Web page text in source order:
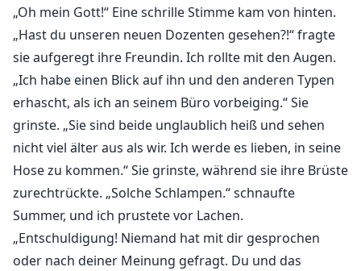
„Oh mein Gott!“ Eine schrille Stimme kam von hinten.
„Hast du unseren neuen Dozenten gesehen?!“ fragte
sie aufgeregt ihre Freundin. Ich rollte mit den Augen.
„Ich habe einen Blick auf ihn und den anderen Typen
erhascht, als ich an seinem Büro vorbeiging.“ Sie
grinste. „Sie sind beide unglaublich heiß und sehen
nicht viel älter aus als wir. Ich werde es lieben, in seine
Hose zu kommen.“ Sie grinste, während sie ihre Brüste
zurechtrückte. „Solche Schlampen.“ schnaufte
Summer, und ich prustete vor Lachen.
„Entschuldigung! Niemand hat mit dir gesprochen
oder nach deiner Meinung gefragt. Du und das